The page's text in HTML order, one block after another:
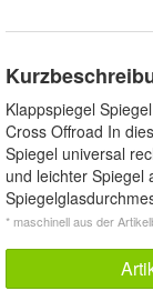
Klappspiegel
Cross Offroad In
Spiegel universal
und leichter Spiegel
* maschinell aus der